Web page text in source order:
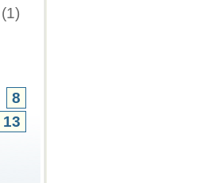
(1)
8
13